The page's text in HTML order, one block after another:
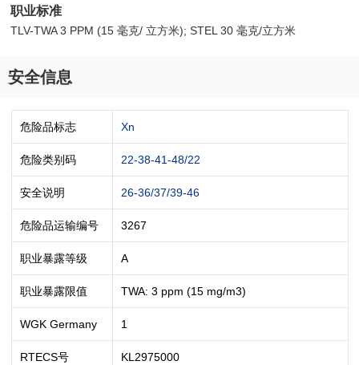
职业标准
TLV-TWA 3 PPM (15 毫克/ 立方米); STEL 30 毫克/立方米
安全信息
危险品标志 Xn
危险类别码 22-38-41-48/22
安全说明 26-36/37/39-46
危险品运输编号 3267
职业暴露等级 A
职业暴露限值 TWA: 3 ppm (15 mg/m3)
WGK Germany 1
RTECS号 KL2975000